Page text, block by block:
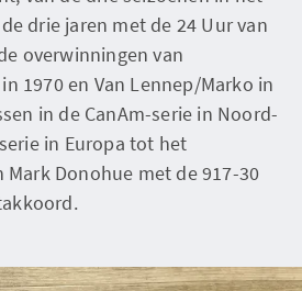
drie jaren met de 24 Uur van
overwinningen van
1970 en Van Lennep/Marko in
in de CanAm-serie in Noord-
in Europa tot het
Donohue met de 917-30